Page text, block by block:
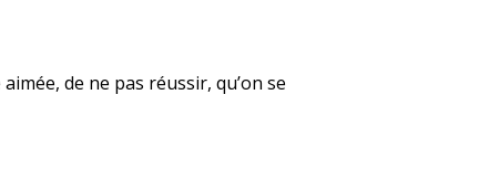
de ne pas réussir, qu’on se